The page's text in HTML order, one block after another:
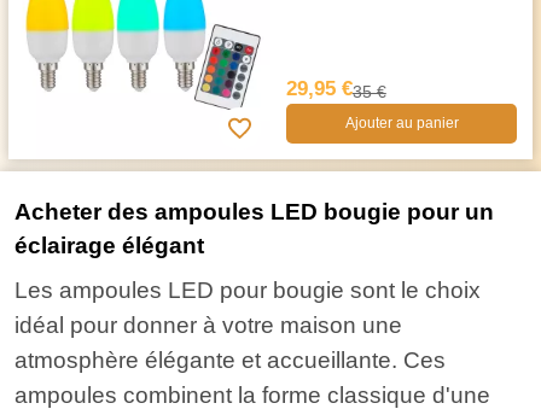
29,95 €35 €
Ajouter au panier
Acheter des ampoules LED bougie pour un
éclairage élégant
Les ampoules LED pour bougie sont le choix
idéal pour donner à votre maison une
atmosphère élégante et accueillante. Ces
ampoules combinent la forme classique d'une